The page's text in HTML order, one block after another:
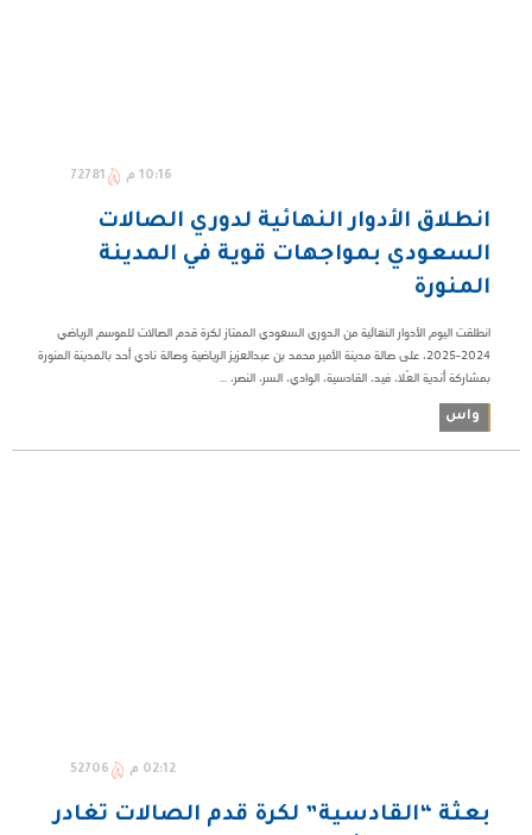
10:16 م 72781
انطلاق الأدوار النهائية لدوري الصالات
السعودي بمواجهات قوية في المدينة
المنورة
انطلقت اليوم الأدوار النهائية من الدوري السعودي الممتاز لكرة قدم الصالات للموسم الرياضي
2024-2025، على صالة مدينة الأمير محمد بن عبدالعزيز الرياضية وصالة نادي أحد بالمدينة المنورة
بمشاركة أندية العُلا، فيد، القادسية، الوادي، السر، النصر، ...
واس
02:12 م 52706
بعثة “القادسية” لكرة قدم الصالات تغادر